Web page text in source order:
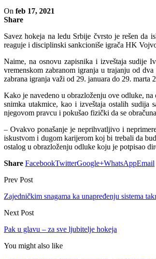
On feb 17, 2021
Share
Savez hokeja na ledu Srbije čvrsto je rešen da
reaguje i disciplinski sankcioniše igrača HK
Naime, na osnovu zapisnika i izveštaja sudije
vremenskom zabranom igranja u trajanju od
zabrana igranja važi od 29. januara do 29. marta
Kako je navedeno u obrazloženju ove odluke,
snimka utakmice, kao i izveštaja ostalih
njegovom pravcu i pokušao fizički da se
– Ovakvo ponašanje je neprihvatljivo i
iskustvom i dugom karijerom koj bi trebali da
ostalog u obrazloženju odluke koju je potpisao
Share FacebookTwitterGoogle+WhatsAppEmail
Prev Post
Zajedničkim snagama ka unapređenju sistema
Next Post
Pak u glavu – za sve ljubitelje hokeja
You might also like